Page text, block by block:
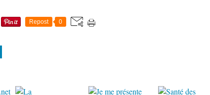
Repost 0